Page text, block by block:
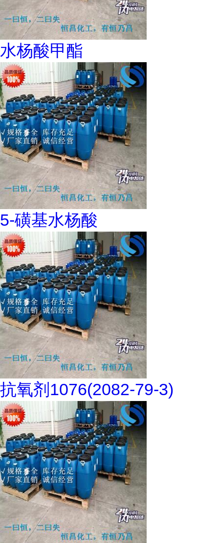
水杨酸甲酯
5-磺基水杨酸
抗氧剂1076(2082-79-3)